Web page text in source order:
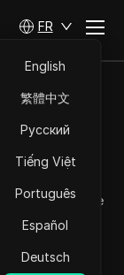
FR
English
繁體中文
Русский
Tiếng Việt
Português
Español
Deutsch
plus
sur les
aidant à lire
clés.